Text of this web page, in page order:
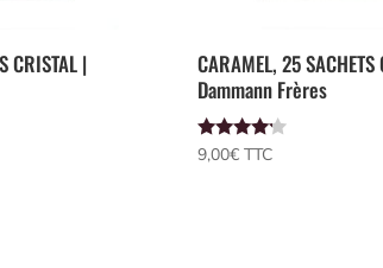
CRISTAL |
CARAMEL, 25 SACHETS
Dammann Frères
Note
4.00
9,00€ TTC